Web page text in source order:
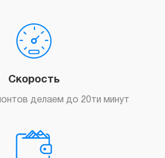
Скорость
делаем до 20ти минут